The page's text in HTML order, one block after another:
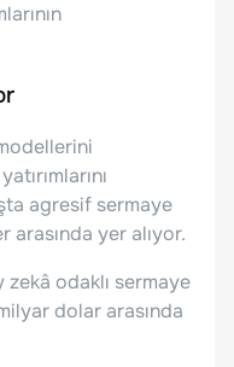
agresif sermaye
arasında yer alıyor.
zekâ odaklı sermaye
dolar arasında